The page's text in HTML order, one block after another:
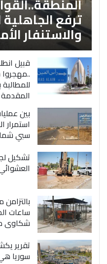
ترفع الجاهلية
والاستنفار
قبيل
بين
استمرار
سبي
تشكيل
ساعات
شكاوى
تقرير
سوريا